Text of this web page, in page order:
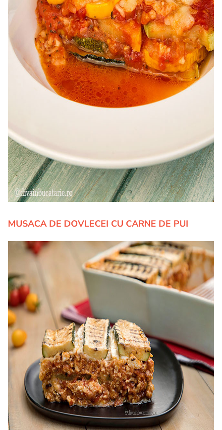
MUSACA DE DOVLECEI CU CARNE DE PUI